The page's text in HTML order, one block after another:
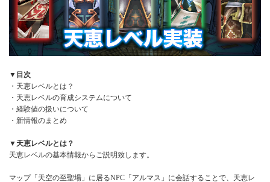
▼目次
・天恵レベルとは？
・天恵レベルの育成システムについて
・経験値の扱いについて
・新情報のまとめ
▼天恵レベルとは？
天恵レベルの基本情報からご説明致します。
マップ「天空の至聖場」に居るNPC「アルマス」に会話することで、天恵レ